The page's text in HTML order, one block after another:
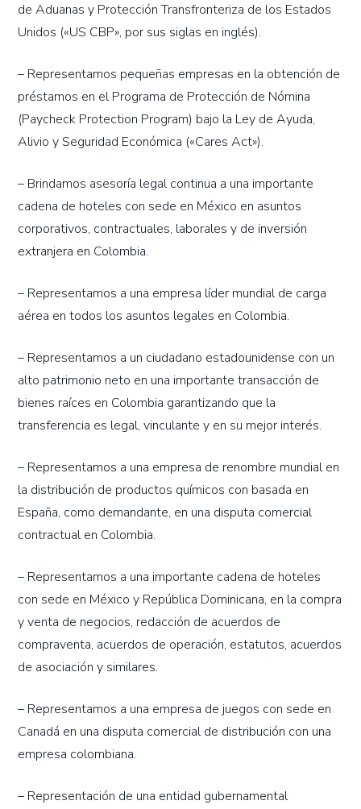
de Aduanas y Protección Transfronteriza de los Estados
Unidos («US CBP», por sus siglas en inglés).
– Representamos pequeñas empresas en la obtención de
préstamos en el Programa de Protección de Nómina
(Paycheck Protection Program) bajo la Ley de Ayuda,
Alivio y Seguridad Económica («Cares Act»).
– Brindamos asesoría legal continua a una importante
cadena de hoteles con sede en México en asuntos
corporativos, contractuales, laborales y de inversión
extranjera en Colombia.
– Representamos a una empresa líder mundial de carga
aérea en todos los asuntos legales en Colombia.
– Representamos a un ciudadano estadounidense con un
alto patrimonio neto en una importante transacción de
bienes raíces en Colombia garantizando que la
transferencia es legal, vinculante y en su mejor interés.
– Representamos a una empresa de renombre mundial en
la distribución de productos químicos con basada en
España, como demandante, en una disputa comercial
contractual en Colombia.
– Representamos a una importante cadena de hoteles
con sede en México y República Dominicana, en la compra
y venta de negocios, redacción de acuerdos de
compraventa, acuerdos de operación, estatutos, acuerdos
de asociación y similares.
– Representamos a una empresa de juegos con sede en
Canadá en una disputa comercial de distribución con una
empresa colombiana.
– Representación de una entidad gubernamental